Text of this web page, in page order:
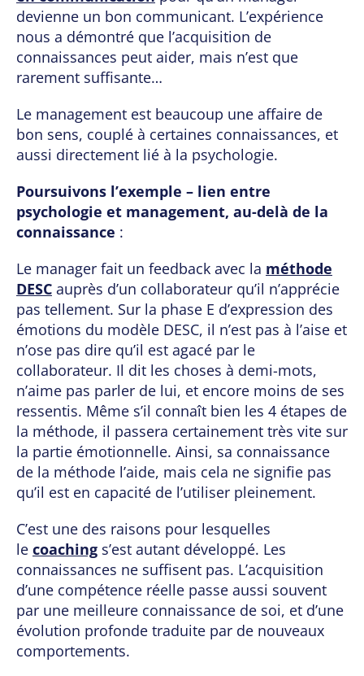
devienne un bon communicant. L’expérience
nous a démontré que l’acquisition de
connaissances peut aider, mais n’est que
rarement suffisante…
Le management est beaucoup une affaire de
bon sens, couplé à certaines connaissances, et
aussi directement lié à la psychologie.
Poursuivons l’exemple – lien entre
psychologie et management, au-delà de la
connaissance :
Le manager fait un feedback avec la méthode
DESC auprès d’un collaborateur qu’il n’apprécie
pas tellement. Sur la phase E d’expression des
émotions du modèle DESC, il n’est pas à l’aise et
n’ose pas dire qu’il est agacé par le
collaborateur. Il dit les choses à demi-mots,
n’aime pas parler de lui, et encore moins de ses
ressentis. Même s’il connaît bien les 4 étapes de
la méthode, il passera certainement très vite sur
la partie émotionnelle. Ainsi, sa connaissance
de la méthode l’aide, mais cela ne signifie pas
qu’il est en capacité de l’utiliser pleinement.
C’est une des raisons pour lesquelles
le coaching s’est autant développé. Les
connaissances ne suffisent pas. L’acquisition
d’une compétence réelle passe aussi souvent
par une meilleure connaissance de soi, et d’une
évolution profonde traduite par de nouveaux
comportements.